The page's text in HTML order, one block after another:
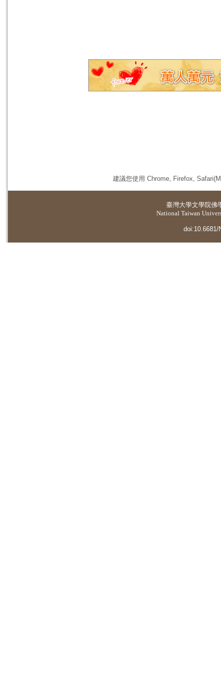
建議您使用 Chrome, Firefox,
臺灣大學文學院佛
National Taiwan
doi:10.6681/